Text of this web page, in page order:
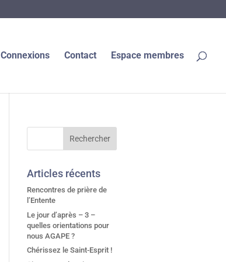
Connexions Contact Espace membres
Articles récents
Rencontres de prière de
l’Entente
Le jour d’après – 3 –
quelles orientations pour
nous AGAPE ?
Chérissez le Saint-Esprit !